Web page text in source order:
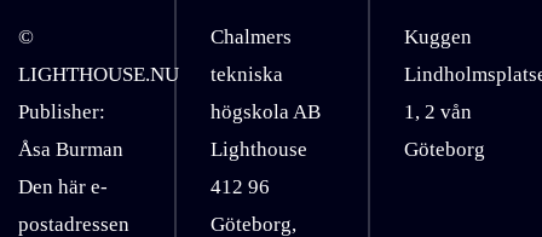
©
LIGHTHOUSE.NU
Publisher:
Åsa Burman
Den här e-
postadressen
Chalmers
tekniska
högskola AB
Lighthouse
412 96
Göteborg,
Kuggen
1, 2 vån
Göteborg